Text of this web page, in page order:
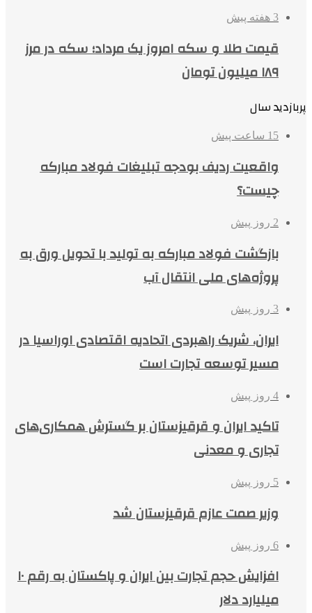
3 هفته پیش
قیمت طلا و سکه امروز یک مرداد؛ سکه در مرز
۱۸۹ میلیون تومان
پربازدید سال
15 ساعت پیش
واقعیت ردیف بودجه تبلیغات فولاد مبارکه
چیست؟
2 روز پیش
بازگشت فولاد مبارکه به تولید با تحویل ورق به
پروژه‌های ملی انتقال آب
3 روز پیش
ایران، شریک راهبردی اتحادیه اقتصادی اوراسیا در
مسیر توسعه تجارت است
4 روز پیش
تاکید ایران و قرقیزستان بر گسترش همکاری‌های
تجاری و معدنی
5 روز پیش
وزیر صمت عازم قرقیزستان شد
6 روز پیش
افزایش حجم تجارت بین ایران و پاکستان به رقم ۱۰
میلیارد دلار